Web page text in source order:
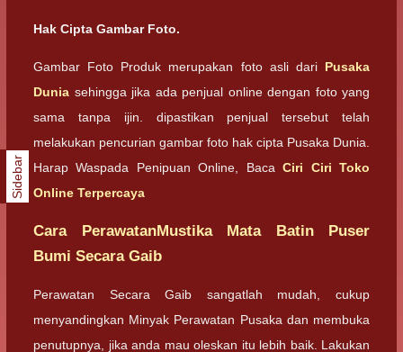
Hak Cipta Gambar Foto.
Gambar Foto Produk merupakan foto asli dari Pusaka
Dunia sehingga jika ada penjual online dengan foto yang
sama tanpa ijin. dipastikan penjual tersebut telah
melakukan pencurian gambar foto hak cipta Pusaka Dunia.
Harap Waspada Penipuan Online, BacaCiri Ciri Toko
Online Terpercaya
Cara PerawatanMustika Mata Batin Puser
Bumi Secara Gaib
Perawatan Secara Gaib sangatlah mudah, cukup
menyandingkan Minyak Perawatan Pusaka dan membuka
penutupnya, jika anda mau oleskan itu lebih baik. Lakukan
Sidebar